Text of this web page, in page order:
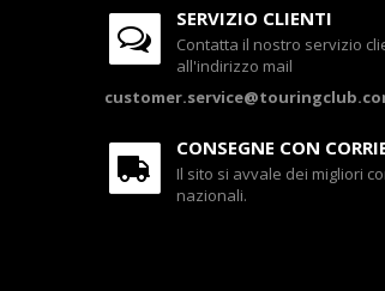
SERVIZIO CLIENTI
Contatta il nostro servizio
all'indirizzo mail
CONSEGNE CON
Il sito si avvale dei migliori
nazionali.